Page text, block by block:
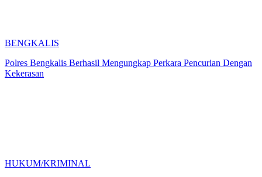
BENGKALIS
Polres Bengkalis Berhasil Mengungkap Perkara Pencurian Dengan
Kekerasan
HUKUM/KRIMINAL